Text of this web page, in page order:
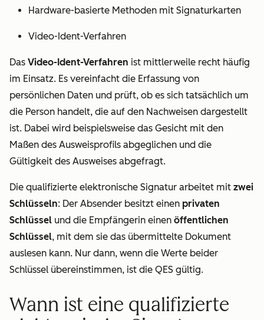
Hardware-basierte Methoden mit Signaturkarten
Video-Ident-Verfahren
Das Video-Ident-Verfahren ist mittlerweile recht häufig
im Einsatz. Es vereinfacht die Erfassung von
persönlichen Daten und prüft, ob es sich tatsächlich um
die Person handelt, die auf den Nachweisen dargestellt
ist. Dabei wird beispielsweise das Gesicht mit den
Maßen des Ausweisprofils abgeglichen und die
Gültigkeit des Ausweises abgefragt.
Die qualifizierte elektronische Signatur arbeitet mit zwei
Schlüsseln: Der Absender besitzt einen privaten
Schlüssel und die Empfängerin einen öffentlichen
Schlüssel, mit dem sie das übermittelte Dokument
auslesen kann. Nur dann, wenn die Werte beider
Schlüssel übereinstimmen, ist die QES gültig.
Wann ist eine qualifizierte